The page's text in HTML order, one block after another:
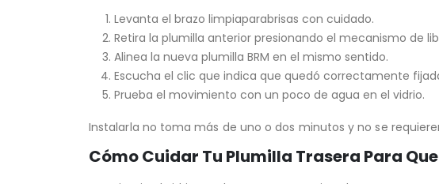
Levanta el brazo limpiaparabrisas con cuidado.
Retira la plumilla anterior presionando el mecanismo de
Alinea la nueva plumilla BRM en el mismo sentido.
Escucha el clic que indica que quedó correctamente
Prueba el movimiento con un poco de agua en el vidrio.
Instalarla no toma más de uno o dos minutos y no se
Cómo Cuidar Tu Plumilla Trasera Para